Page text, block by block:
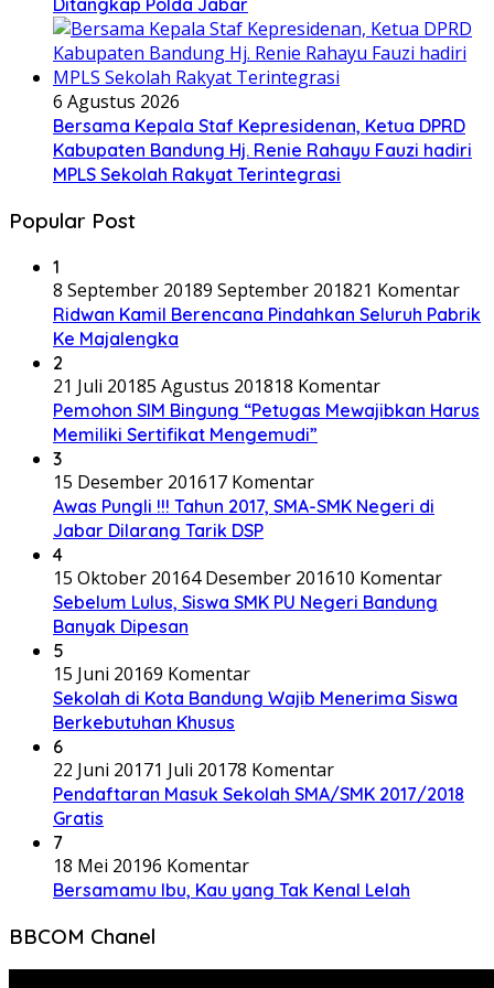
Ditangkap Polda Jabar
6 Agustus 2026
Bersama Kepala Staf Kepresidenan, Ketua DPRD
Kabupaten Bandung Hj. Renie Rahayu Fauzi hadiri
MPLS Sekolah Rakyat Terintegrasi
Popular Post
1
8 September 20189 September 201821 Komentar
Ridwan Kamil Berencana Pindahkan Seluruh Pabrik
Ke Majalengka
2
21 Juli 20185 Agustus 201818 Komentar
Pemohon SIM Bingung “Petugas Mewajibkan Harus
Memiliki Sertifikat Mengemudi”
3
15 Desember 201617 Komentar
Awas Pungli !!! Tahun 2017, SMA-SMK Negeri di
Jabar Dilarang Tarik DSP
4
15 Oktober 20164 Desember 201610 Komentar
Sebelum Lulus, Siswa SMK PU Negeri Bandung
Banyak Dipesan
5
15 Juni 20169 Komentar
Sekolah di Kota Bandung Wajib Menerima Siswa
Berkebutuhan Khusus
6
22 Juni 20171 Juli 20178 Komentar
Pendaftaran Masuk Sekolah SMA/SMK 2017/2018
Gratis
7
18 Mei 20196 Komentar
Bersamamu Ibu, Kau yang Tak Kenal Lelah
BBCOM Chanel